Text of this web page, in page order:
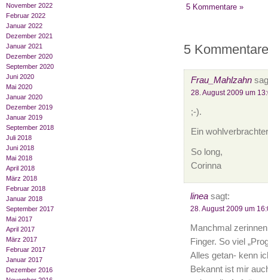
November 2022
Februar 2022
Januar 2022
Dezember 2021
Januar 2021
Dezember 2020
September 2020
Juni 2020
Mai 2020
Januar 2020
Dezember 2019
Januar 2019
September 2018
Juli 2018
Juni 2018
Mai 2018
April 2018
März 2018
Februar 2018
Januar 2018
September 2017
Mai 2017
April 2017
März 2017
Februar 2017
Januar 2017
Dezember 2016
5 Kommentare »
5
Frau_Mahlzahn
28. August 2009 um
;-).
Ein
So long,
Corinna
lineasagt:
28. August 2009 um
Manchmal
Finger. So viel
Alles getan- kenn
Bekannt ist mir